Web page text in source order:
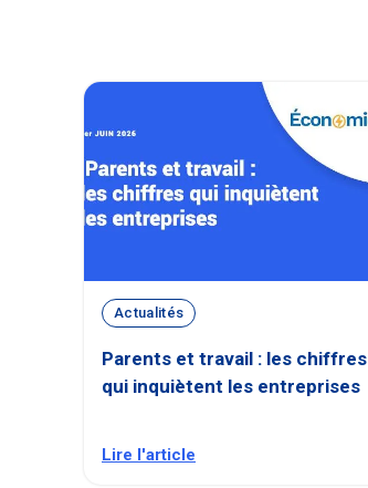
Actualités
Parents et travail : les chiffres
qui inquiètent les entreprises
Lire l'article